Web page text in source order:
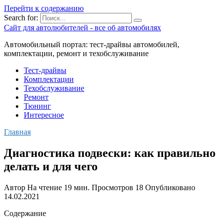
Перейти к содержанию
Search for:
Сайт для автолюбителей - все об автомобилях
Автомобильный портал: тест-драйвы автомобилей,
комплектации, ремонт и техобслуживание
Тест-драйвы
Комплектации
Техобслуживание
Ремонт
Тюнинг
Интересное
Главная
Диагностика подвески: как правильно
делать и для чего
Автор На чтение 19 мин. Просмотров 18 Опубликовано
14.02.2021
Содержание